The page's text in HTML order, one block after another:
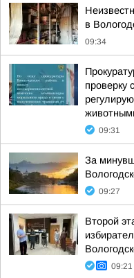
в
09:34
проверку
09:31
За
09:27
Второй
09:21